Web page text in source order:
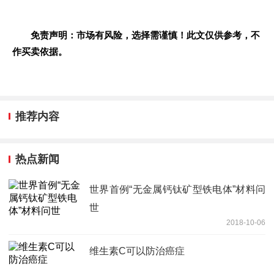
免责声明：市场有风险，选择需谨慎！此文仅供参考，不
作买卖依据。
推荐内容
热点新闻
世界首例“无金属钙钛矿型铁电体”材料问
世
2018-10-06
维生素C可以防治癌症